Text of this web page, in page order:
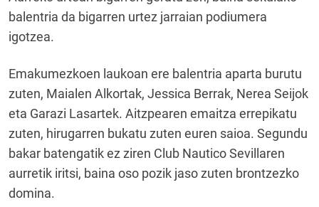
balentria da bigarren urtez jarraian podiumera
igotzea.
Emakumezkoen laukoan ere balentria aparta burutu
zuten, Maialen Alkortak, Jessica Berrak, Nerea Seijok
eta Garazi Lasartek. Aitzpearen emaitza errepikatu
zuten, hirugarren bukatu zuten euren saioa. Segundu
bakar batengatik ez ziren Club Nautico Sevillaren
aurretik iritsi, baina oso pozik jaso zuten brontzezko
domina.